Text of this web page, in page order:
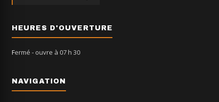
HEURES D'OUVERTURE
Fermé - ouvre à 07 h 30
NAVIGATION